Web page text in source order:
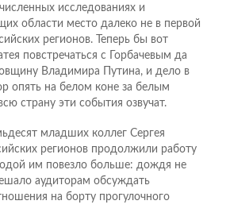
исследованиях и
области место далеко не в первой
регионов. Теперь бы вот
повстречаться с Горбачевым да
Владимира Путина, и дело в
опять на белом коне за белым
страну эти события озвучат.
младших коллег Сергея
регионов продолжили работу
им повезло больше: дождя не
аудиторам обсуждать
на борту прогулочного